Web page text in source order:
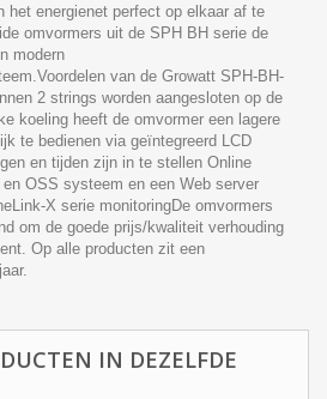
het energienet perfect op elkaar af te
omvormers uit de SPH BH serie de
modern
van de Growatt SPH-BH-
2 strings worden aangesloten op de
koeling heeft de omvormer een lagere
te bedienen via geïntegreerd LCD
en tijden zijn in te stellen Online
OSS systeem en een Web server
X serie monitoringDe omvormers
om de goede prijs/kwaliteit verhouding
Op alle producten zit een
IN DEZELFDE